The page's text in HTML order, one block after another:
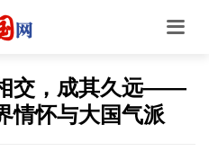
交，成其久远——
情怀与大国气派